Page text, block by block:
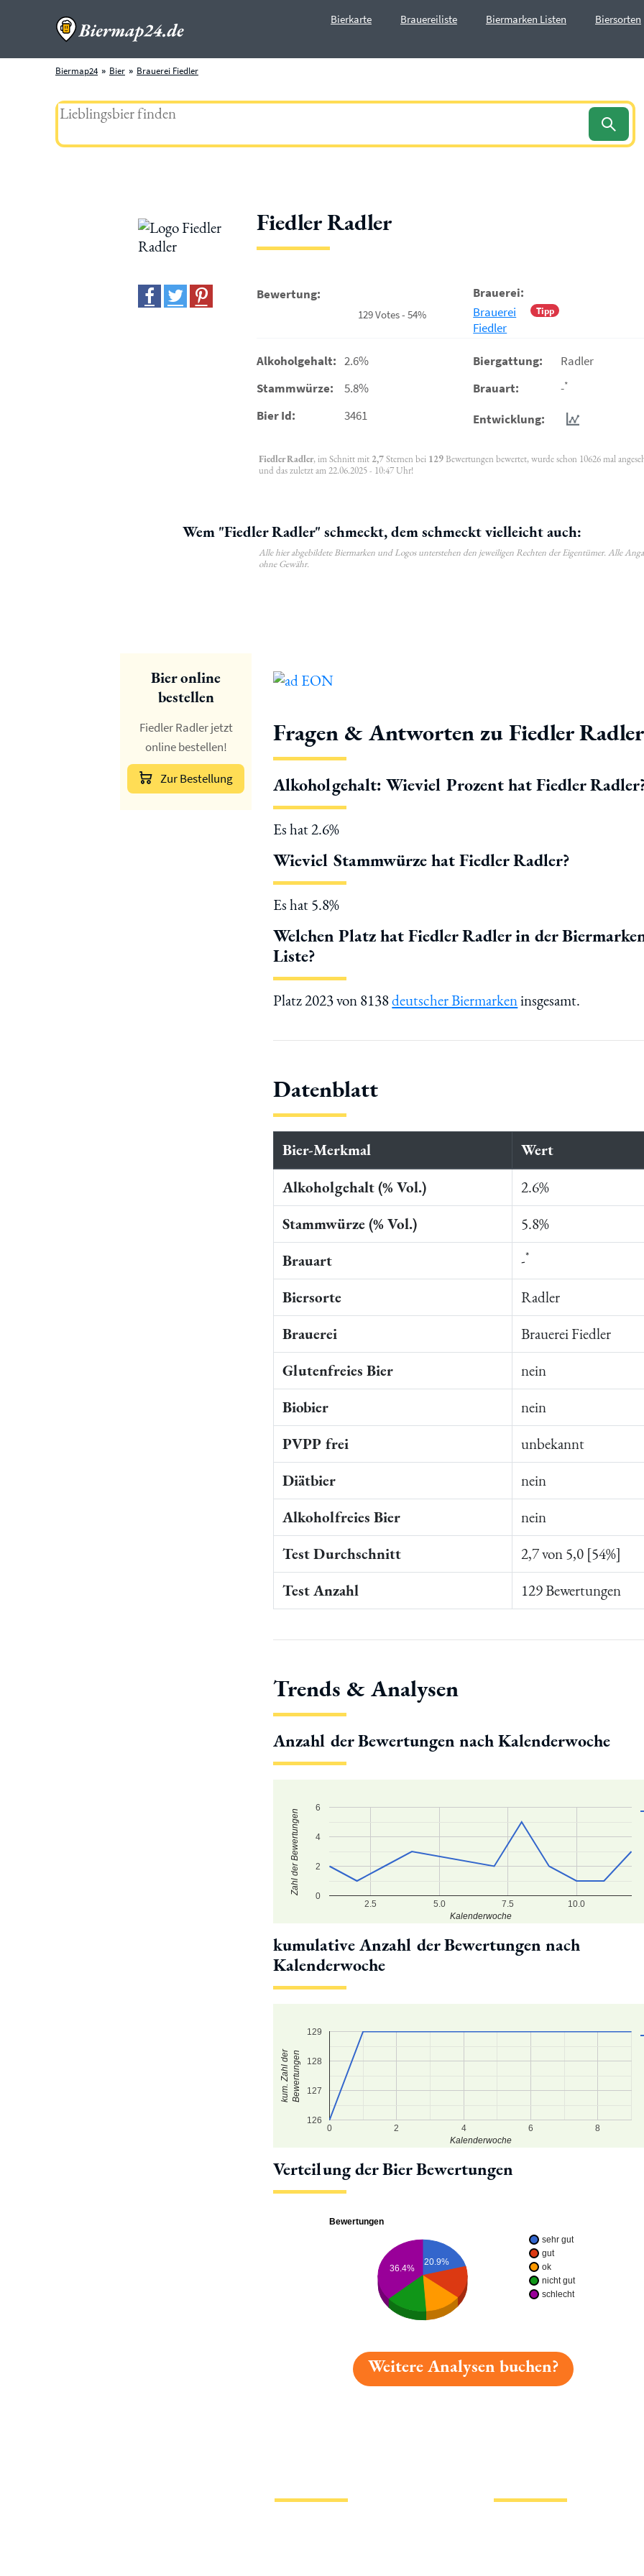
Bierkarte Brauereiliste Biermarken Listen Biersorten
Biermap24 Bier Brauerei Fiedler
Fiedler Radler
Bewertung:
129 Votes - 54%
Brauerei:
Tipp
Brauerei
Fiedler
Alkoholgehalt: 2.6%
Stammwürze:
5.8%
Bier Id:
3461
Biergattung:
Radler
Brauart:
-*
Entwicklung:
Fiedler Radler, im Schnitt mit 2,7Sternen bei 129Bewertungen bewertet, wurde schon 10626 mal
und das zuletzt am 22.06.2025 - 10:47 Uhr!
Wem "Fiedler Radler" schmeckt, dem schmeckt vielleicht auch:
Alle hier abgebildete Biermarken und Logos unterstehen den jeweiligen Rechten der Eigentümer. Alle
ohne Gewähr.
Bier online
bestellen
Fiedler Radler jetzt
online bestellen!
Zur Bestellung
Fragen & Antworten zu Fiedler Radler
Alkoholgehalt: Wieviel Prozent hat Fiedler
Es hat 2.6%
Wieviel Stammwürze hat Fiedler Radler?
Es hat 5.8%
Welchen Platz hat Fiedler Radler in der
Liste?
Platz 2023 von 8138deutscher Biermarkeninsgesamt.
Datenblatt
Bier-Merkmal
Wert
Alkoholgehalt (% Vol.)
2.6%
Stammwürze (% Vol.)
5.8%
Brauart
-*
Biersorte
Radler
Brauerei
Brauerei Fiedler
Glutenfreies Bier
nein
Biobier
nein
PVPP frei
unbekannt
Diätbier
nein
Alkoholfreies Bier
nein
Test Durchschnitt
2,7 von 5,0 [54%]
Test Anzahl
129 Bewertungen
Trends & Analysen
Anzahl der Bewertungen nach Kalenderwoche
2.5 5.0 7.5 10.0
0
2
4
6
Kalenderwoche
Zahl der Bewertungen
kumulative Anzahl der Bewertungen nach
Kalenderwoche
0 2 4 6 8
126
127
128
129
Kalenderwoche
kum. Zahl derBewertungen
Verteilung der Bier Bewertungen
Bewertungen
sehr gut
gut
ok
nicht gut
schlecht
20.9%
36.4%
Weitere Analysen buchen?